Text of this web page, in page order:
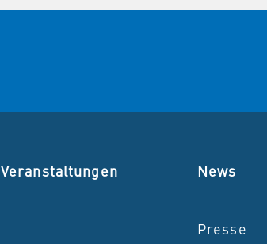
Veranstaltungen News
Presse